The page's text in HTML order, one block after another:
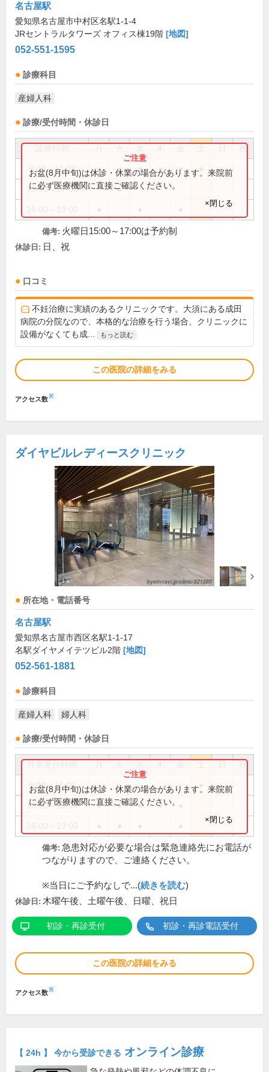
名古屋駅
愛知県名古屋市中村区名駅1-1-4
JRセントラルタワーズ オフィス棟19階 [地図]
052-551-1595
診療科目
産婦人科
診療/受付時間・休診日
祝
9:00～13:00 ● ● ● ● ●
15:00～17:00 ●
お盆(8月中旬)は休診・休業の場合があります。来院前
に必ず医療機関に直接ご確認ください。
×閉じる
備考: 火曜日15:00～17:00は予約制
休診日: 日、祝
口コミ
不妊治療に実績のあるクリニックです。大須にある成田
病院の分院なので、本格的な治療を行う場合、クリニックに
設備がなくても成...
もっと読む
この医院の詳細をみる
アクセス数※
ダイヤビルレディースクリニック
所在地・電話番号
名古屋駅
愛知県名古屋市西区名駅1-1-17
名駅ダイヤメイテツビル2階 [地図]
052-561-1881
診療科目
産婦人科 婦人科
診療/受付時間・休診日
祝
9:00～13:00
10:00～13:00 ● ● ● ●
お盆(8月中旬)は休診・休業の場合があります。来院前
に必ず医療機関に直接ご確認ください。
×閉じる
備考: 急患対応が必要な場合は緊急連絡先にお電話が
つながりますので、ご連絡ください。
※当日にご予約なしで...(続きを読む)
休診日: 木曜午後、土曜午後、日曜、祝日
初診・再診受付 初診・再診電話受付
この医院の詳細をみる
アクセス数※
【 24h 】 今から受診できる オンライン診療